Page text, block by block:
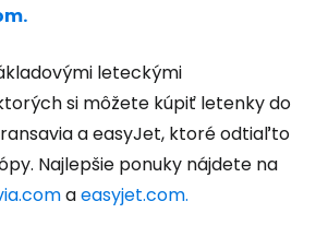
leteckými
si môžete kúpiť letenky do
a easyJet, ktoré odtiaľto
Najlepšie ponuky nájdete na
aeasyjet.com.